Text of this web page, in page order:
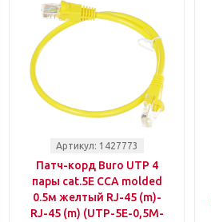
Артикул: 1427773
Патч-корд Buro UTP 4
пары cat.5E CCA molded
0.5м желтый RJ-45 (m)-
RJ-45 (m) (UTP-5E-0,5M-